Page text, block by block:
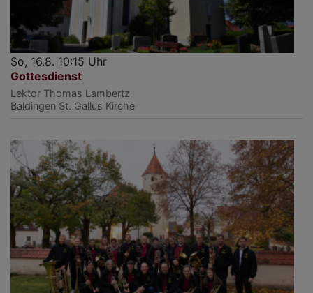
So, 16.8. 10:15 Uhr
Gottesdienst
Lektor Thomas Lambertz
Baldingen St. Gallus Kirche